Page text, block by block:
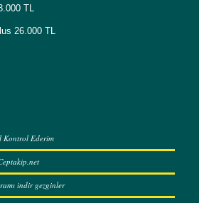
TL
26.000 TL
Kontrol Ederim
indir gezginler